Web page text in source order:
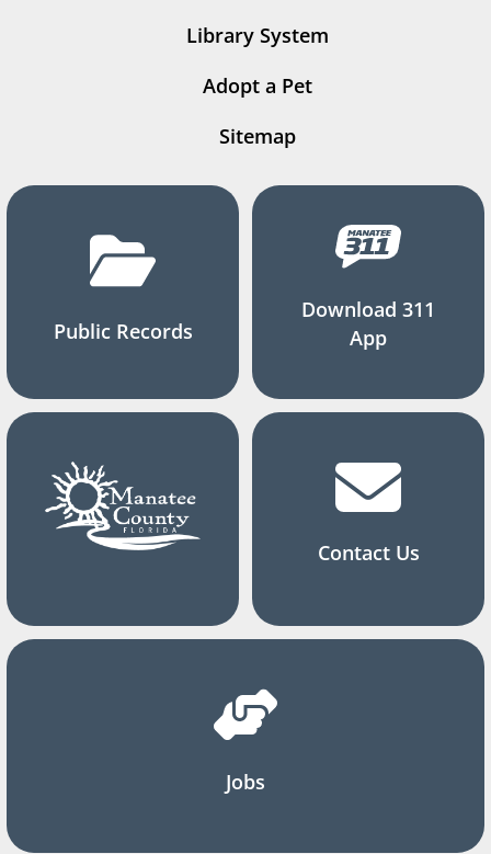
Library System
Adopt a Pet
Sitemap
Public Records
Download 311
App
Contact Us
Jobs